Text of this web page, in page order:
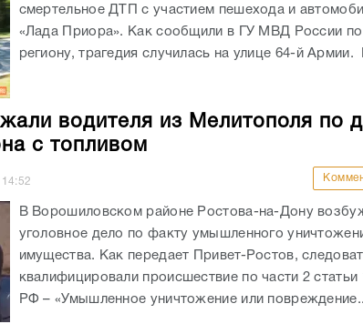
смертельное ДТП с участием пешехода и
«Лада Приора». Как сообщили в ГУ МВД России по
региону, трагедия случилась на улице 64-й Армии.
водителя из Мелитополя по
с топливом
14:52
В Ворошиловском районе Ростова-на-Дону
уголовное дело по факту умышленного
имущества. Как передает Привет-Ростов,
квалифицировали происшествие по части 2 статьи
РФ – «Умышленное уничтожение или